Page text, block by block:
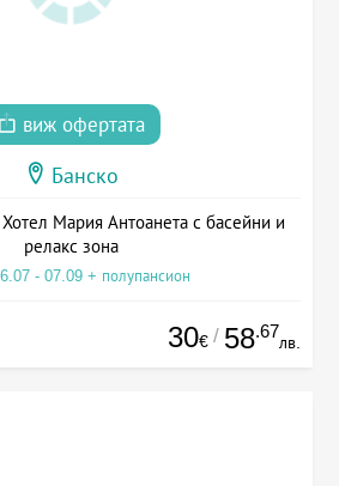
виж офертата
Банско
Мария Антоанета с басейни и
релакс зона
- 07.09 + полупансион
30€ / 58.67
лв.